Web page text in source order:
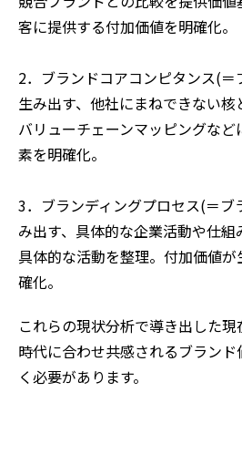
客に提供する付加価値を明確化。
2．ブランドコアコンピタンス(＝
生み出す、他社にまねできない
バリューチェーンマッピングな
素を明確化。
3．ブランディングプロセス(＝ブ
み出す、具体的な企業活動や仕組
具体的な活動を整理。付加価値
確化。
これらの現状分析で導き出した現
時代に合わせ共感されるブラン
く必要があります。